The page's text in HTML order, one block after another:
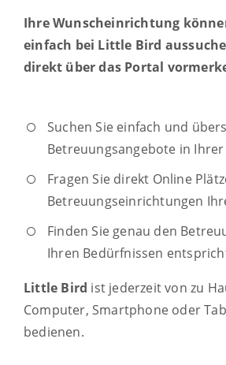
Ihre Wunscheinrichtung
einfach bei Little Bird
direkt über das Portal
Suchen Sie einfach und
Betreuungsangebote in Ihrer
Fragen Sie direkt Online
Betreuungseinrichtungen
Finden Sie genau den
Ihren Bedürfnissen
Little Bird ist jederzeit von zu
Computer, Smartphone oder
bedienen.